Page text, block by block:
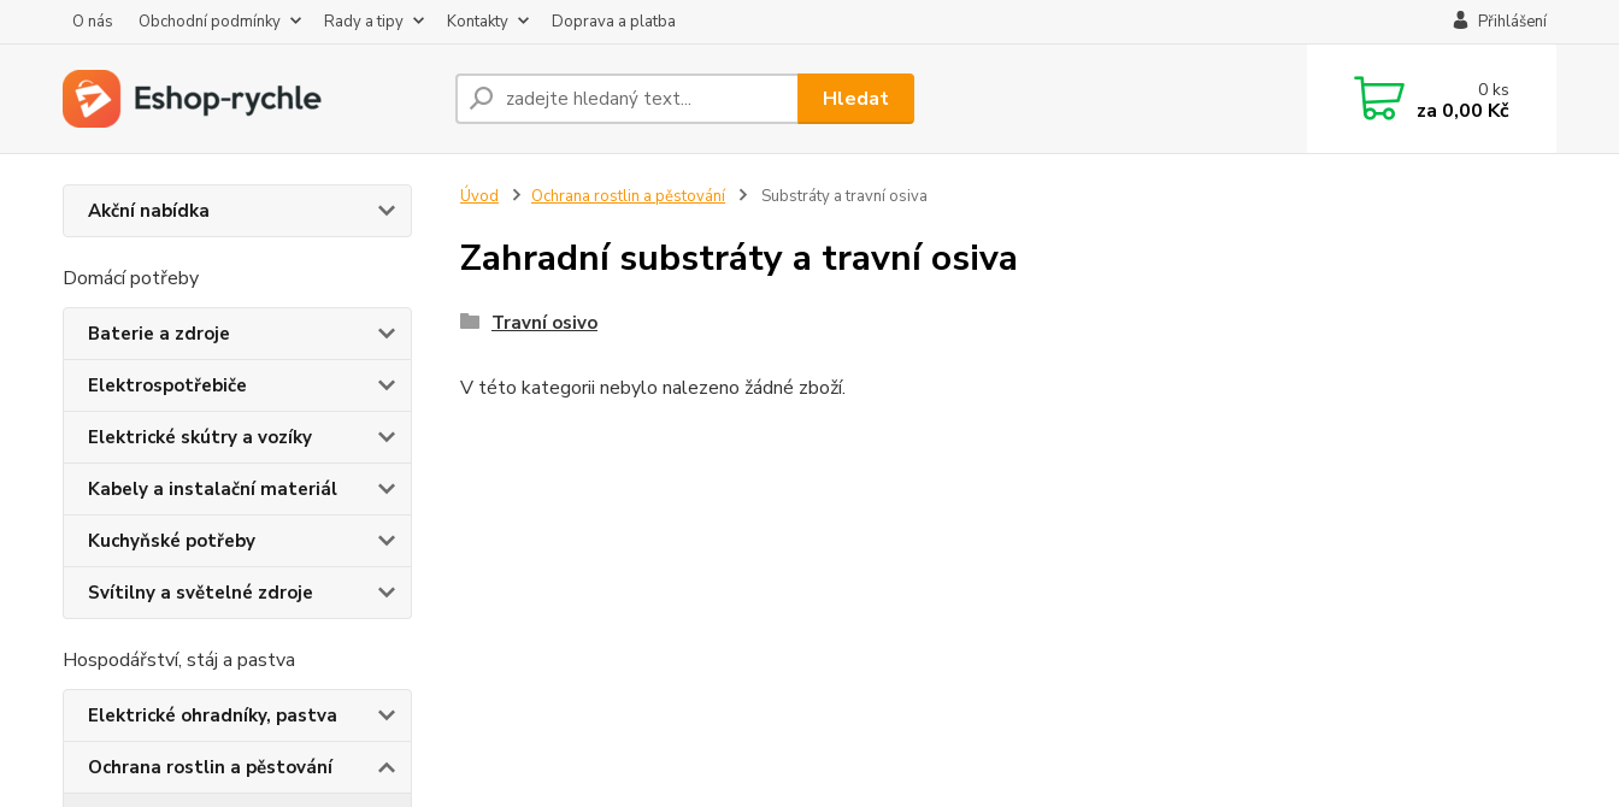
O nás Obchodní podmínky Rady a tipy Kontakty Doprava a platba Přihlášení
Hledat 0ks
za 0,00 Kč
Akční nabídka
Domácí potřeby
Baterie a zdroje
Elektrospotřebiče
Elektrické skútry a vozíky
Kabely a instalační materiál
Kuchyňské potřeby
Svítilny a světelné zdroje
Hospodářství, stáj a pastva
Elektrické ohradníky, pastva
Ochrana rostlin a pěstování
Úvod Ochrana rostlin a pěstování Substráty a travní osiva
Zahradní substráty a travní osiva
Travní osivo
V této kategorii nebylo nalezeno žádné zboží.